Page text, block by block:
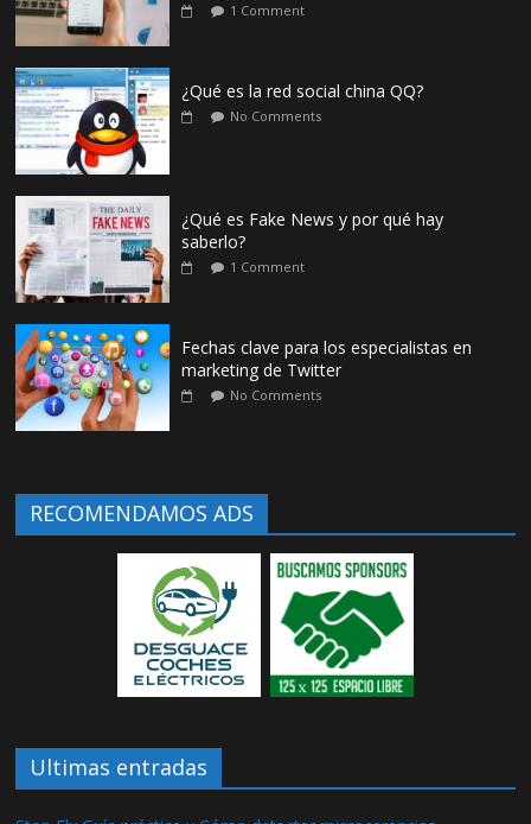
1 Comment
¿Qué es la red social china QQ?
No Comments
¿Qué es Fake News y por qué hay
saberlo?
1 Comment
Fechas clave para los especialistas en
marketing de Twitter
No Comments
RECOMENDAMOS ADS
Ultimas entradas